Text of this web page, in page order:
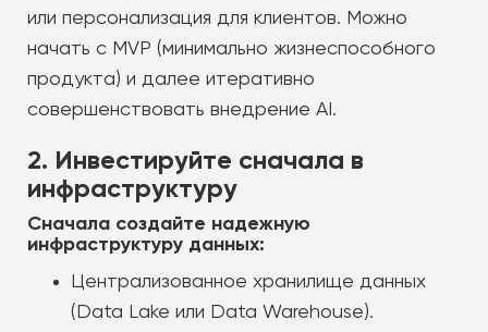
или персонализация для клиентов. Можно
начать с MVP (минимально жизнеспособного
продукта) и далее итеративно
совершенствовать внедрение AI.
2. Инвестируйте сначала в
инфраструктуру
Сначала создайте надежную
инфраструктуру данных:
Централизованное хранилище данных
(Data Lake или Data Warehouse).